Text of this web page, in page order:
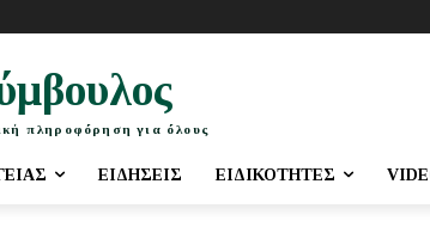
πληροφόρηση για όλους
ΕΙΔΉΣΕΙΣ ΕΙΔΙΚΌΤΗΤΕΣ